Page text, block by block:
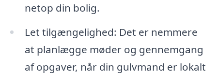
netop din bolig.
Let tilgængelighed: Det er nemmere
at planlægge møder og gennemgang
af opgaver, når din gulvmand er lokalt